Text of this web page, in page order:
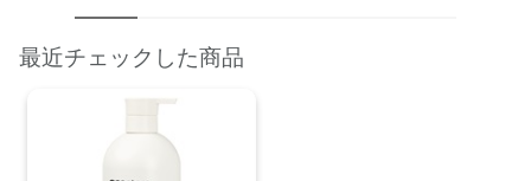
最近チェックした商品